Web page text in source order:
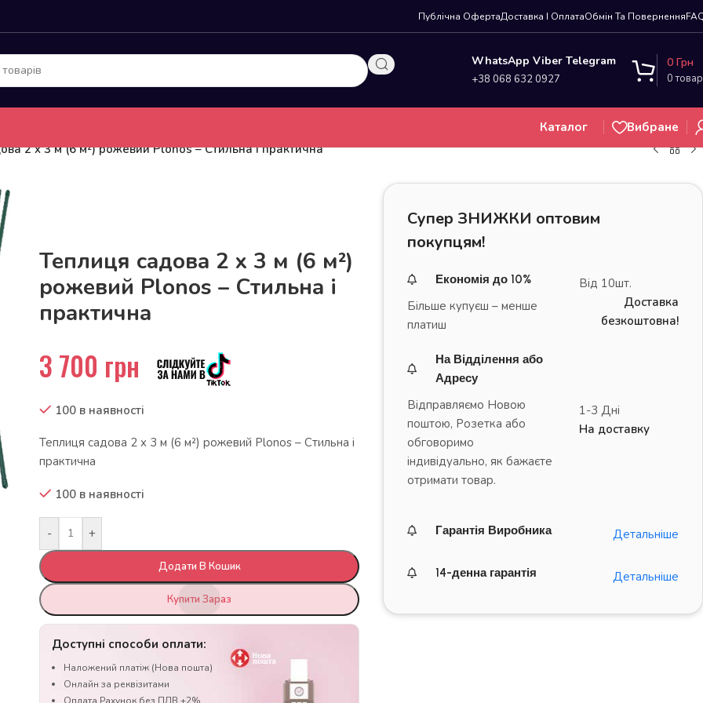
Публічна ОфертаДоставка І ОплатаОбмін Та Повернення
WhatsApp Viber Telegram
+38 068 632 0927 0
0 Грн
Каталог
Вибране
2 x 3 м (6 м²) рожевий Plonos – Стильна і практична
Теплиця садова 2 x 3 м (6 м²)
рожевий Plonos – Стильна і
практична
3 700 грн
100 в наявності
Теплиця садова 2 x 3 м (6 м²) рожевий Plonos – Стильна і
практична
100 в наявності
- +
Додати В Кошик
Купити Зараз
Доступні способи оплати:
Наложений платіж (Нова пошта)
Онлайн за реквізитами
Супер ЗНИЖКИ оптовим
покупцям!
Економія до 10%
Більше купуєш – менше
платиш
Від 10шт.
Доставка
безкоштовна!
На Відділення або
Адресу
Відправляємо Новою
поштою, Розетка або
обговоримо
індивідуально, як бажаєте
отримати товар.
1-3 Дні
На доставку
Гарантія Виробника Детальніше
14-денна гарантія Детальніше